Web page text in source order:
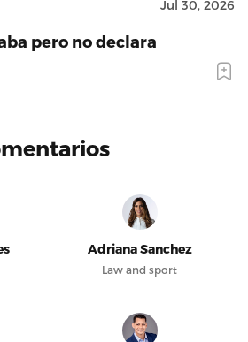
Jul 30, 2026
pero no declara
Adriana Sanchez
Law and sport